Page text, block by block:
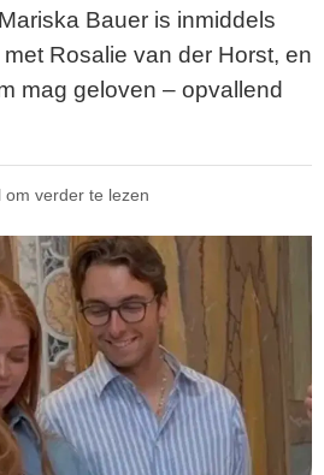
Bauer is inmiddels
met Rosalie van der Horst, en
mag geloven – opvallend
om verder te lezen